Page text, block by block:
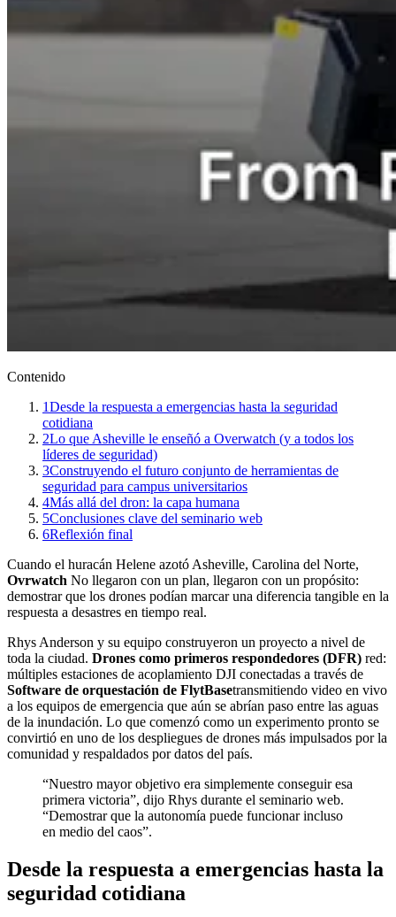
Contenido
1Desde la respuesta a emergencias hasta la seguridad
cotidiana
2Lo que Asheville le enseñó a Overwatch (y a todos los
líderes de seguridad)
3Construyendo el futuro conjunto de herramientas de
seguridad para campus universitarios
4Más allá del dron: la capa humana
5Conclusiones clave del seminario web
6Reflexión final
Cuando el huracán Helene azotó Asheville, Carolina del Norte,
Ovrwatch No llegaron con un plan, llegaron con un propósito:
demostrar que los drones podían marcar una diferencia tangible en la
respuesta a desastres en tiempo real.
Rhys Anderson y su equipo construyeron un proyecto a nivel de
toda la ciudad. Drones como primeros respondedores (DFR) red:
múltiples estaciones de acoplamiento DJI conectadas a través de
Software de orquestación de FlytBasetransmitiendo video en vivo
a los equipos de emergencia que aún se abrían paso entre las aguas
de la inundación. Lo que comenzó como un experimento pronto se
convirtió en uno de los despliegues de drones más impulsados ​​por la
comunidad y respaldados por datos del país.
“Nuestro mayor objetivo era simplemente conseguir esa
primera victoria”, dijo Rhys durante el seminario web.
“Demostrar que la autonomía puede funcionar incluso
en medio del caos”.
Desde la respuesta a emergencias hasta la
seguridad cotidiana